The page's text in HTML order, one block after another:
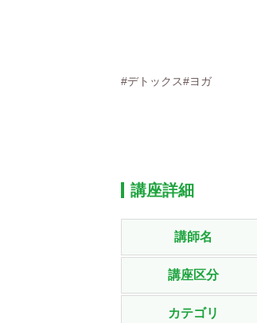
#デトックス#ヨガ
講座詳細
講師名
講座区分
カテゴリ